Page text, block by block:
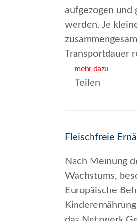
aufgezogen und
werden. Je
Transportdauer
mehr dazu
Teilen
Fleischfreie
Nach Meinung
Wachstums,
Europäische